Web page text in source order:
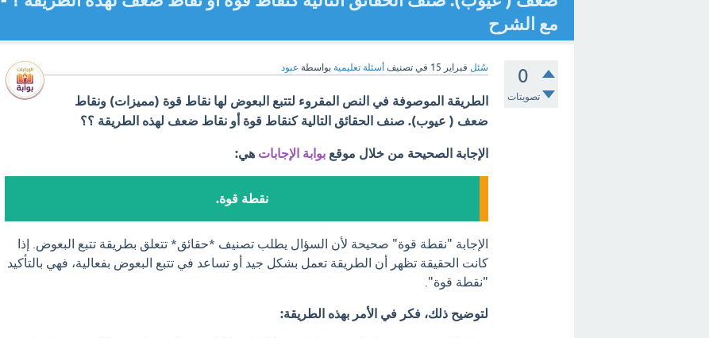
مع الشرح
0
تصويتات
سُئل فبراير 15 في تصنيف أسئلة تعليمية بواسطة عبود
الطريقة الموصوفة في النص المقروء لتتبع البعوض لها نقاط قوة (مميزات) ونقاط
ضعف ( عيوب). صنف الحقائق التالية كنقاط قوة أو نقاط ضعف لهذه الطريقة ؟؟
الإجابة الصحيحة من خلال موقع بوابة الإجابات هي:
نقطة قوة.
الإجابة "نقطة قوة" صحيحة لأن السؤال يطلب تصنيف *حقائق* تتعلق بطريقة تتبع البعوض. إذا
كانت الحقيقة تظهر أن الطريقة تعمل بشكل جيد أو تساعد في تتبع البعوض بفعالية، فهي بالتأكيد
"نقطة قوة".
لتوضيح ذلك، فكر في الأمر بهذه الطريقة: